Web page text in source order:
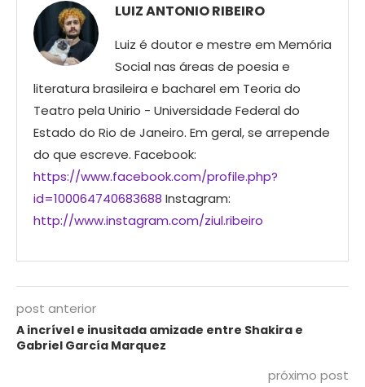
LUIZ ANTONIO RIBEIRO
Luiz é doutor e mestre em Memória
Social nas áreas de poesia e
literatura brasileira e bacharel em Teoria do
Teatro pela Unirio - Universidade Federal do
Estado do Rio de Janeiro. Em geral, se arrepende
do que escreve. Facebook:
https://www.facebook.com/profile.php?
id=100064740683688 Instagram:
http://www.instagram.com/ziul.ribeiro
post anterior
A incrível e inusitada amizade entre Shakira e
Gabriel García Marquez
próximo post